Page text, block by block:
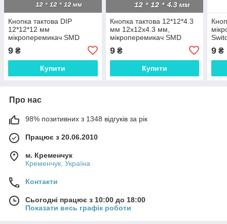
Кнопка тактова DIP
12*12*12 мм
мікроперемикач SMD
pushult клавіша
9 ₴
Купити
Кнопка тактова 12*12*4.3
мм 12х12х4.3 мм,
мікроперемикач SMD
pushult36 клавіша
9₴
Купити
9 ₴
Про нас
98% позитивних з 1348 відгуків за рік
Працює з 20.06.2010
м. Кременчук
Кременчук, Україна
Контакти
Сьогодні працює з 10:00 до 18:00
Показати весь графік роботи